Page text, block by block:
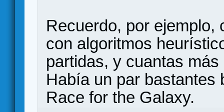
Recuerdo, por ejemplo,
con algoritmos
partidas, y cuantas
Había un par bastantes
Race for the Galaxy.